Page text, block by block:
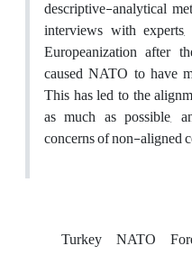
descriptive-analytical
interviews with
Europeanization after
caused NATO to have
This has led to the
as much as possible,
concerns of non-aligned
Turkey NATO